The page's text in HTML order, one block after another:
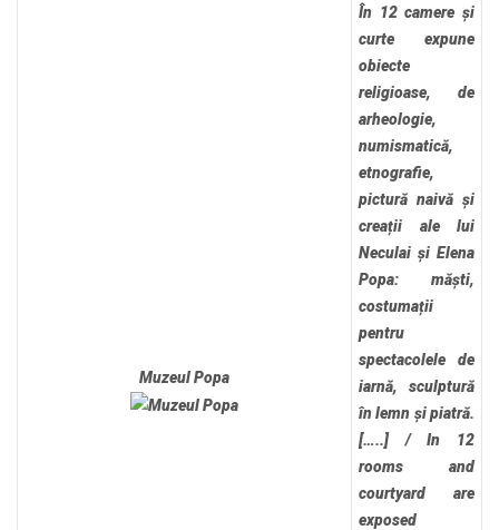
Muzeul Popa
În 12 camere și
curte expune
obiecte
religioase, de
arheologie,
numismatică,
etnografie,
pictură naivă și
creații ale lui
Neculai și Elena
Popa: măști,
costumații
pentru
spectacolele de
iarnă, sculptură
în lemn și piatră.
[…..] /In 12
rooms and
courtyard are
exposed